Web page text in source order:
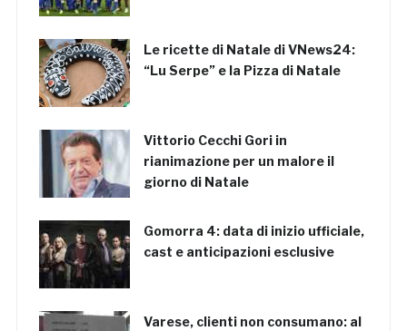
Le ricette di Natale di VNews24:
“Lu Serpe” e la Pizza di Natale
Vittorio Cecchi Gori in
rianimazione per un malore il
giorno di Natale
Gomorra 4: data di inizio ufficiale,
cast e anticipazioni esclusive
Varese, clienti non consumano: al